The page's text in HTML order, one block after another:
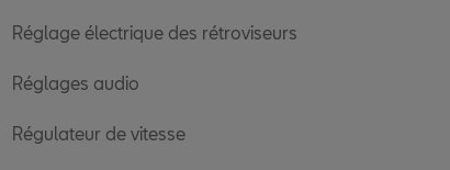
Réglage électrique des rétroviseurs
Réglages audio
Régulateur de vitesse